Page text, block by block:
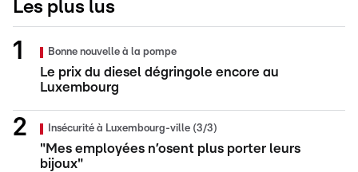
Les plus lus
Bonne nouvelle à la pompe
Le prix du diesel dégringole encore au
Luxembourg
Insécurité à Luxembourg-ville (3/3)
"Mes employées n’osent plus porter leurs
bijoux"